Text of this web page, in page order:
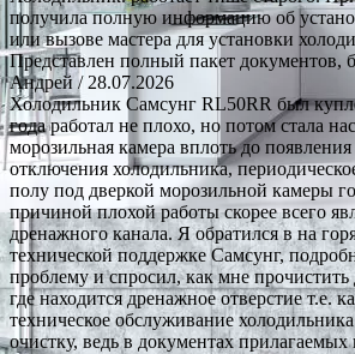
получила полную информацию об
или вызове мастера для установки
Представлен полный пакет документов,
Андрей / 28.07.2026
Холодильник Самсунг RL50RR был
года работал не плохо, но потом стала
морозильная камера вплоть до
отключения холодильника,
полу под дверкой морозильной камеры
причиной плохой работы скорее всего
дренажного канала. Я обратился в на
технической поддержке Самсунг,
проблему и спросил, как мне
где находится дренажное отверстие т.е.
техническое обслуживание
очистку, ведь в документах